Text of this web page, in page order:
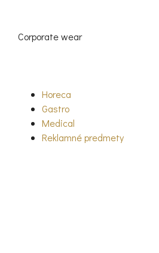
contentCorporate wear
Horeca
Gastro
Medical
Reklamné predmety